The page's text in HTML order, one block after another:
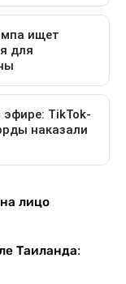
лицо
Таиланда: